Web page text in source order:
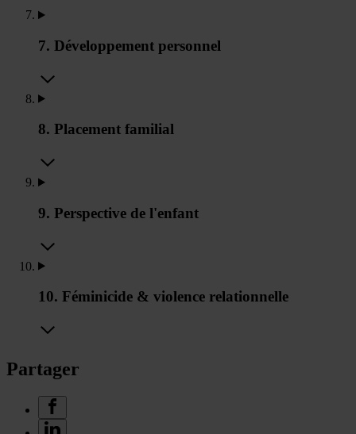
7. Développement personnel
8. Placement familial
9. Perspective de l'enfant
10. Féminicide & violence relationnelle
Partager